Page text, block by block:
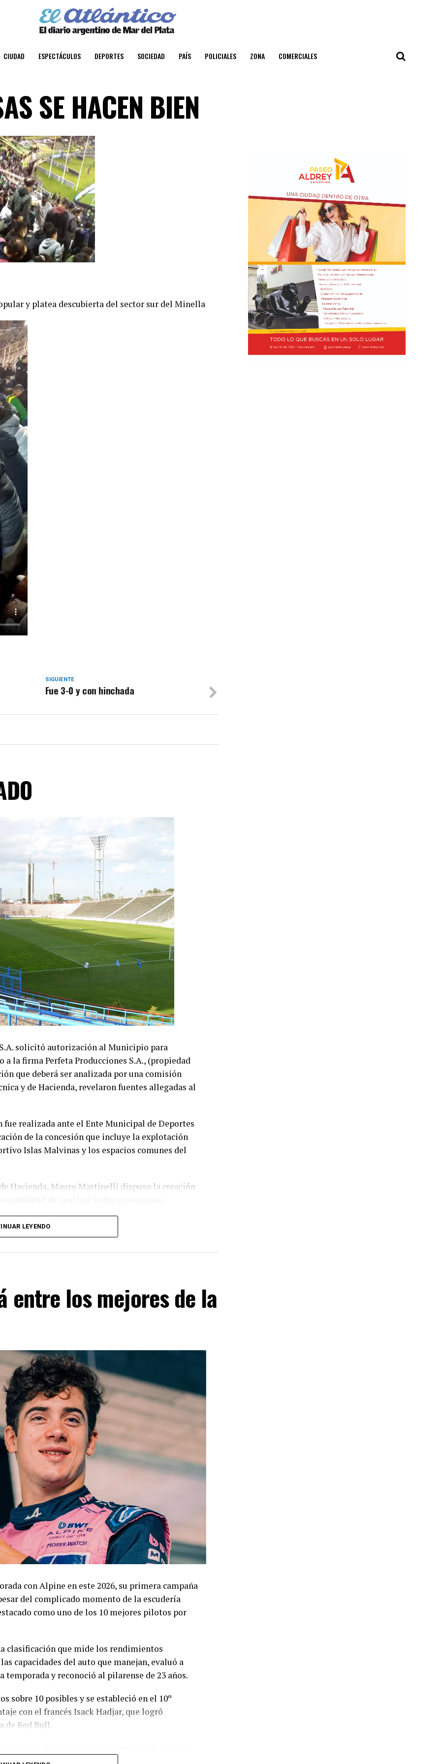
CIUDAD ESPECTÁCULOS DEPORTES SOCIEDAD PAÍS POLICIALES ZONA COMERCIALES
SE HACEN BIEN
y platea descubierta del sector sur del Minella
SIGUIENTE
Fue 3-0 y con hinchada
solicitó autorización al Municipio para
la firma Perfeta Producciones S.A., (propiedad
que deberá ser analizada por una comisión
y de Hacienda, revelaron fuentes allegadas al
realizada ante el Ente Municipal de Deportes
de la concesión que incluye la explotación
Islas Malvinas y los espacios comunes del
Hacienda, Mauro Martinelli dispuso la creación
si la operación se ajusta a las exigencias
del EMDER, la Dirección General Legal y
antes de que la administración municipal
que la complejidad y trascendencia de la
de la documentación presentada,
del Minella continúa envuelta en una
el cual Minella Stadium resultó
que busca determinar si existieron
el Municipio.
cuestionamientos de distintos sectores
organizaciones civiles, que pusieron bajo la
societarios relacionados con la firma
parte de las acciones de la empresa abre
generando controversias y cuyo futuro
la Justicia como por la dirigencia política local.
LEYENDO
entre los mejores de la
con Alpine en este 2026, su primera campaña
del complicado momento de la escudería
como uno de los 10 mejores pilotos por
clasificación que mide los rendimientos
capacidades del auto que manejan, evaluó a
temporada y reconoció al pilarense de 23 años.
sobre 10 posibles y se estableció en el 10º
con el francés Isack Hadjar, que logró
de Red Bull.
que se disputaron, con un total de 19